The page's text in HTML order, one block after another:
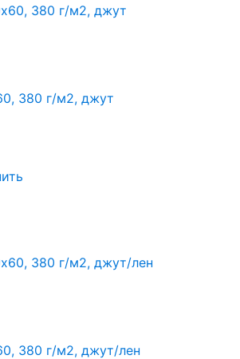
380 г/м2, джут
380 г/м2, джут/лен